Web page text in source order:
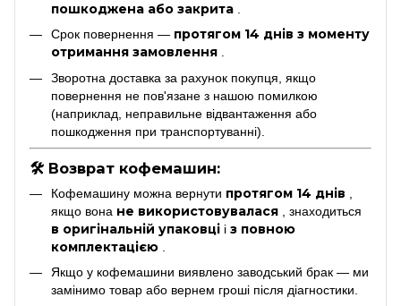
пошкоджена або закрита
Срок повернення — протягом 14 днів з моменту
отримання замовлення .
Зворотна доставка за рахунок покупця, якщо
повернення не пов'язане з нашою помилкою
(наприклад, неправильне відвантаження або
пошкодження при транспортуванні).
🛠 Возврат кофемашин:
Кофемашину можна вернути протягом 14 днів
якщо вона не використовувалася , знаходиться
в оригінальній упаковці і з повною
комплектацією
Якщо у кофемашини виявлено заводський брак — ми
замінимо товар або вернем гроші після діагностики.